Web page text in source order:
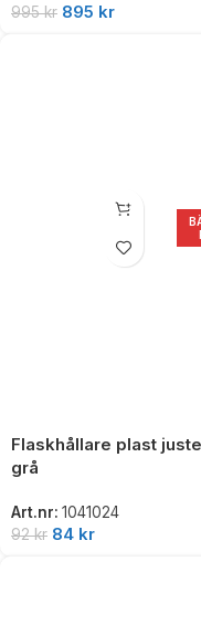
995kr 895 kr
Flaskhållare plast
grå
Art.nr: 1041024
92kr 84 kr